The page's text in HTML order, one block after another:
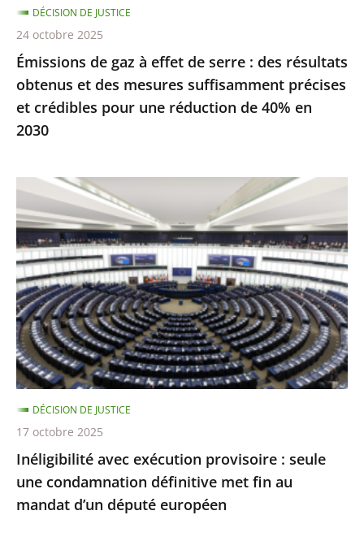
obtenus
et
des
mesures
suffisamment
précises
crédibles
pour
une
réduction
de
40%
en
2030
Émissions de gaz à effet de serre : des résultats
obtenus et des mesures suffisamment précises
et crédibles pour une réduction de 40% en
2030
DÉCISION DE JUSTICE
24 octobre 2025
Inéligibilité
avec
exécution
provisoire
:
seule
une
condamnation
définitive
met
fin
au
mandat
d’un
député
Inéligibilité avec exécution provisoire : seule
une condamnation définitive met fin au
mandat d’un député européen
DÉCISION DE JUSTICE
17 octobre 2025